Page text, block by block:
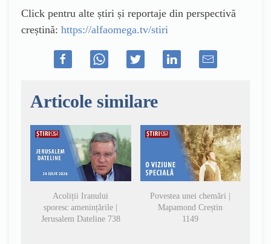
Click pentru alte știri și reportaje din perspectivă
creștină: https://alfaomega.tv/stiri
Articole similare
Acoliții Iranului
sporesc amenințările |
Jerusalem Dateline 738
Povestea unei chemări |
Mapamond Creștin
1149